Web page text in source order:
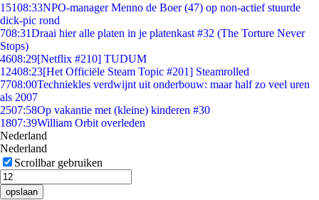
15108:33NPO-manager Menno de Boer (47) op non-actief stuurde
dick-pic rond
708:31Draai hier alle platen in je platenkast #32 (The Torture Never
Stops)
4608:29[Netflix #210] TUDUM
12408:23[Het Officiële Steam Topic #201] Steamrolled
7708:00Techniekles verdwijnt uit onderbouw: maar half zo veel uren
als 2007
2507:58Op vakantie met (kleine) kinderen #30
1807:39William Orbit overleden
Nederland
Nederland
Scrollbar gebruiken
opslaan